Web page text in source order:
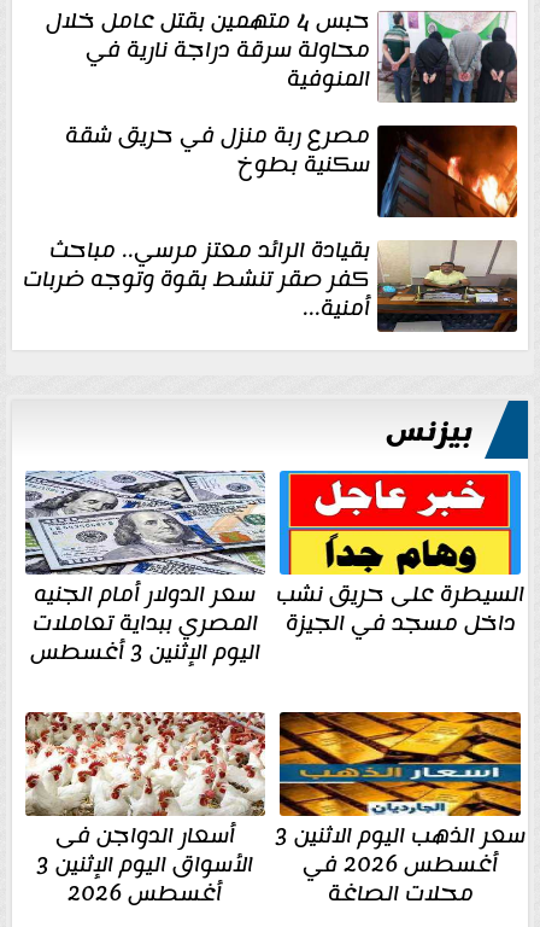
حبس 4 متهمين بقتل عامل خلال
محاولة سرقة دراجة نارية في
المنوفية
مصرع ربة منزل في حريق شقة
سكنية بطوخ
بقيادة الرائد معتز مرسي.. مباحث
كفر صقر تنشط بقوة وتوجه ضربات
أمنية...
بيزنس
السيطرة على حريق نشب
داخل مسجد في الجيزة
سعر الدولار أمام الجنيه
المصري ببداية تعاملات
اليوم الإثنين 3 أغسطس
سعر الذهب اليوم الاثنين 3
أغسطس 2026 في
محلات الصاغة
أسعار الدواجن فى
الأسواق اليوم الإثنين 3
أغسطس 2026